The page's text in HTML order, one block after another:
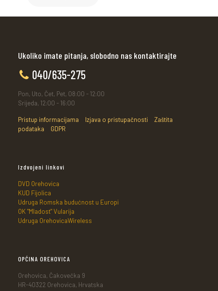
Ukoliko imate pitanja, slobodno nas kontaktirajte
040/635-275
Pon, Uto, Čet, Pet, 08:00 - 12:00
Srijeda, 12:00 - 16:00
Pristup informacijama Izjava o pristupačnosti
Zaštita
podataka
GDPR
Izdvojeni linkovi
DVD Orehovica
KUD Fijolica
Udruga Romska budućnost u Europi
OK "Mladost" Vularija
Udruga OrehovicaWireless
OPĆINA OREHOVICA
Orehovica, Čakovečka 9
HR-40322 Orehovica, Hrvatska